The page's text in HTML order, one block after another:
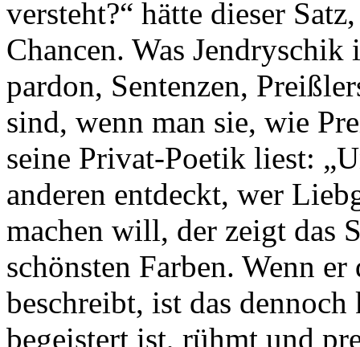
versteht?“ hätte dieser
Chancen. Was Jendryschik
pardon, Sentenzen,
sind, wenn man sie, wie
seine Privat-Poetik liest:
anderen entdeckt, wer
machen will, der zeigt das
schönsten Farben. Wenn
beschreibt, ist das
begeistert ist, rühmt und